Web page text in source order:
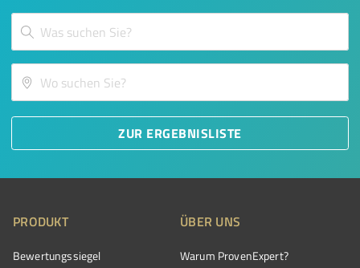
ZUR ERGEBNISLISTE
PRODUKT
Bewertungssiegel
ÜBER UNS
Warum ProvenExpert?